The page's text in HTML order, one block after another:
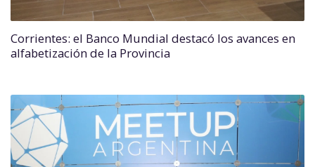
Corrientes: el Banco Mundial destacó los avances en
alfabetización de la Provincia